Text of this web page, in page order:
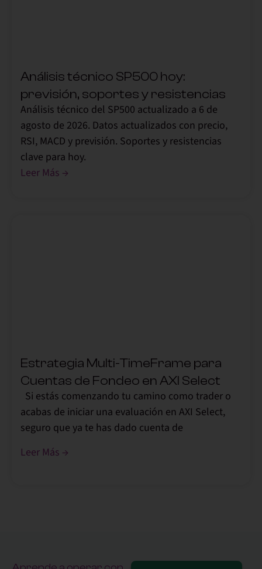
Análisis técnico SP500 hoy:
previsión, soportes y resistencias
Análisis técnico del SP500 actualizado a 6 de
agosto de 2026. Datos actualizados con precio,
RSI, MACD y previsión. Soportes y resistencias
clave para hoy.
Leer Más →
Estrategia Multi-TimeFrame para
Cuentas de Fondeo en AXI Select
Si estás comenzando tu camino como trader o
acabas de iniciar una evaluación en AXI Select,
seguro que ya te has dado cuenta de
Leer Más →